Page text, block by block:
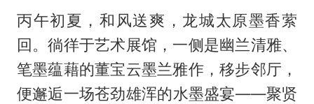
丙午初夏，和风送爽，龙城太原墨香萦
回。徜徉于艺术展馆，一侧是幽兰清雅、
笔墨蕴藉的董宝云墨兰雅作，移步邻厅，
便邂逅一场苍劲雄浑的水墨盛宴——聚贤